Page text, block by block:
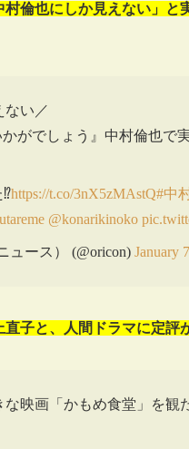
倫也にしか見えない」
ない／
がでしょう』中村倫也で
⁉️https://t.co/3nX5zMAstQ#中
@konarikinoko
ュース） (@oricon) January
子と、人間ドラマに定評
映画「かもめ食堂」を観